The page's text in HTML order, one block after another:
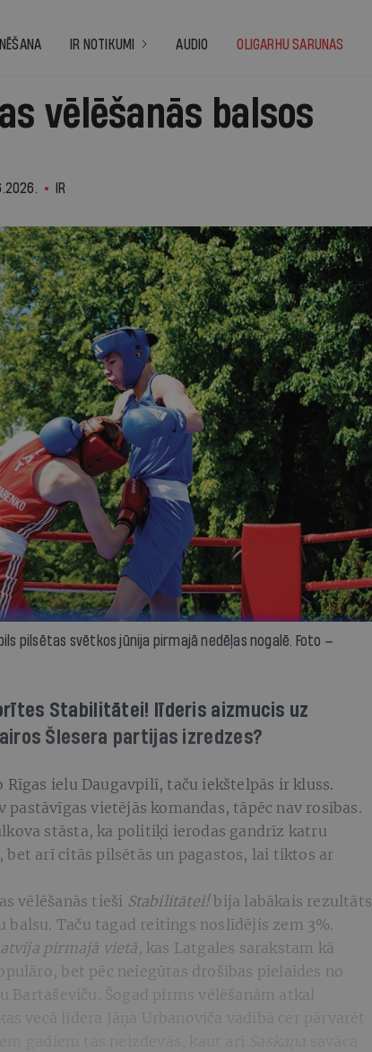
IR NOTIKUMI AUDIO OLIGARHU SARUNAS
vēlēšanās balsos
IR
pilsētas svētkos jūnija pirmajā nedēļas nogalē. Foto —
Stabilitātei! līderis aizmucis uz
Šlesera partijas izredzes?
ielu Daugavpilī, taču iekštelpās ir kluss.
pastāvīgas vietējās komandas, tāpēc nav rosības.
stāsta, ka politiķi ierodas gandrīz katru
arī citās pilsētās un pagastos, lai tiktos ar
vēlēšanās tieši Stabilitātei!bija labākais rezultāts
Taču tagad reitings noslīdējis zem 3%.
pirmajā vietā, kas Latgales sarakstam kā
bet pēc neiegūtas drošības pielaides no
Bartaševiču. Šogad pirms vēlēšanām atkal
kas vecā līdera Jāņa Urbanoviča vadībā cer pārvarēt